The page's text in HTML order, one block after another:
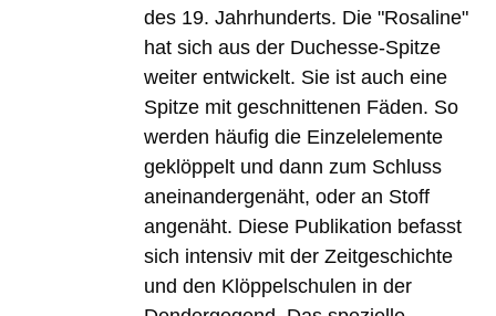
des 19. Jahrhunderts. Die "Rosaline"
hat sich aus der Duchesse-Spitze
weiter entwickelt. Sie ist auch eine
Spitze mit geschnittenen Fäden. So
werden häufig die Einzelelemente
geklöppelt und dann zum Schluss
aneinandergenäht, oder an Stoff
angenäht. Diese Publikation befasst
sich intensiv mit der Zeitgeschichte
und den Klöppelschulen in der